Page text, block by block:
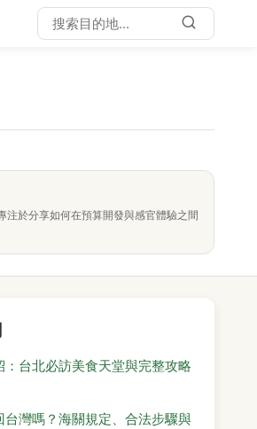
於分享如何在預算開發與感官體驗之間
：台北必訪美食天堂與完整攻略
台灣嗎？海關規定、合法步驟與